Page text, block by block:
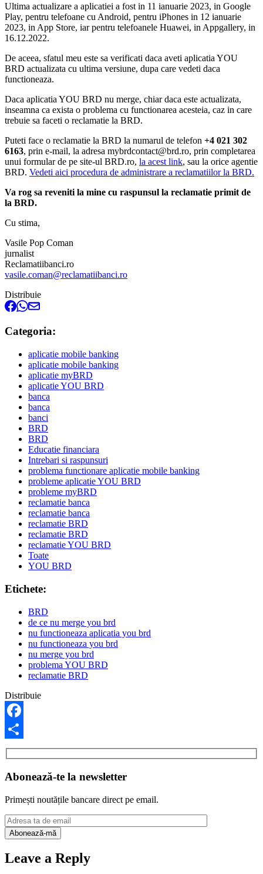
Ultima actualizare a aplicatiei a fost in 11 ianuarie 2023, in Google
Play, pentru telefoane cu Android, pentru iPhones in 12 ianuarie
2023, in App Store, iar pentru telefoanele Huawei, in Appgallery, in
16.12.2022.
De aceea, sfatul meu este sa verificati daca aveti aplicatia YOU
BRD actualizata cu ultima versiune, dupa care vedeti daca
functioneaza.
Daca aplicatia YOU BRD nu merge, chiar daca este actualizata,
inseamna ca exista o problema cu functionarea acesteia, caz in care
trebuie sa faceti o reclamatie la BRD.
Puteti face o reclamatie la BRD la numarul de telefon +4 021 302
6163, prin e-mail, la adresa mybrdcontact@brd.ro, prin completarea
unui formular de pe site-ul BRD.ro, la acest link, sau la orice agentie
BRD. Vedeti aici procedura de administrare a reclamatiilor la BRD.
Va rog sa reveniti la mine cu raspunsul la reclamatie primit de
la BRD.
Cu stima,
Vasile Pop Coman
jurnalist
Reclamatiibanci.ro
vasile.coman@reclamatiibanci.ro
Distribuie
Categoria:
aplicatie mobile banking
aplicatie mobile banking
aplicatie myBRD
aplicatie YOU BRD
banca
banca
banci
BRD
BRD
Educatie financiara
Intrebari si raspunsuri
problema functionare aplicatie mobile banking
probleme aplicatie YOU BRD
probleme myBRD
reclamatie banca
reclamatie banca
reclamatie BRD
reclamatie BRD
reclamatie YOU BRD
Toate
YOU BRD
Etichete:
BRD
de ce nu merge you brd
nu functioneaza aplicatia you brd
nu functioneaza you brd
nu merge you brd
problema YOU BRD
reclamatie BRD
Distribuie
Facebook
Share
Abonează-te la newsletter
Primești noutățile bancare direct pe email.
Leave a Reply